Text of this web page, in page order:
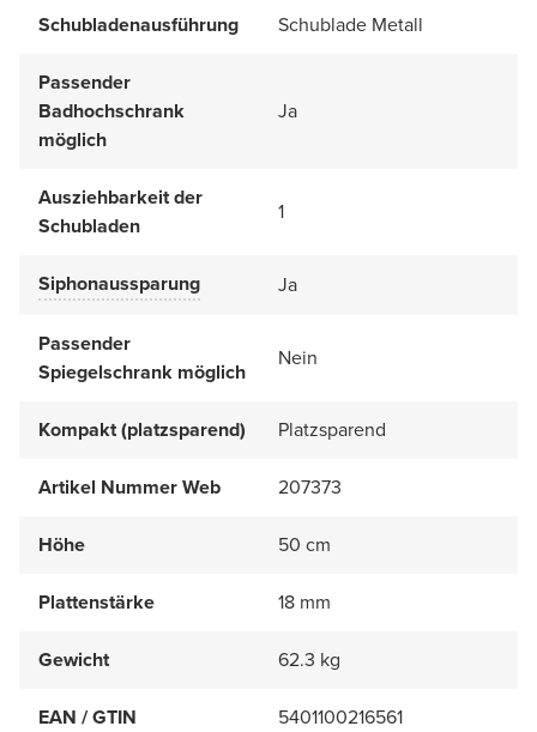
Schubladenausführung Schublade Metall
Passender
Badhochschrank
möglich
Ja
Ausziehbarkeit der
Schubladen
1
Siphonaussparung Ja
Passender
Spiegelschrank möglich
Nein
Kompakt (platzsparend) Platzsparend
Artikel Nummer Web 207373
Höhe 50 cm
Plattenstärke 18 mm
Gewicht 62.3 kg
EAN / GTIN
5401100216561